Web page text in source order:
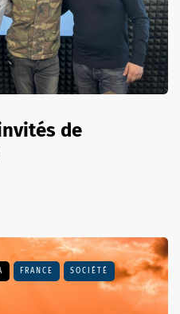
de
FRANCE SOCIÉTÉ